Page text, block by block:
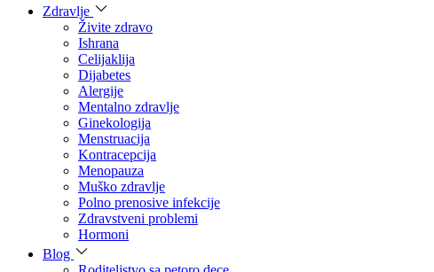
Zdravlje
Živite zdravo
Ishrana
Celijaklija
Dijabetes
Alergije
Mentalno zdravlje
Ginekologija
Menstruacija
Kontracepcija
Menopauza
Muško zdravlje
Polno prenosive infekcije
Zdravstveni problemi
Hormoni
Blog